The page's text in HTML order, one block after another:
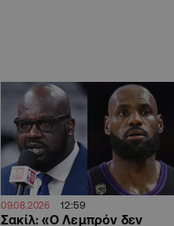
09.08.2026 12:59
Σακίλ: «Ο Λεμπρόν δεν